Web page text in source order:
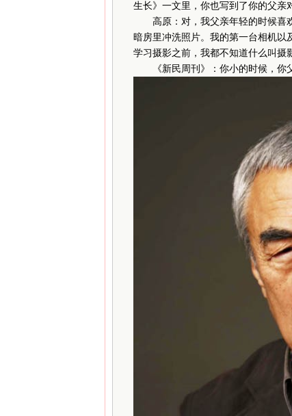
生长》一文里，你也写到了你的父亲
高原：对，我父亲年轻的时候喜欢
暗房里冲洗照片。我的第一台相机以
学习摄影之前，我都不知道什么叫摄
《新民周刊》：你小的时候，你